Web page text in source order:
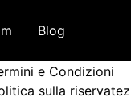
Blog
e politica
e Condizioni
sulla